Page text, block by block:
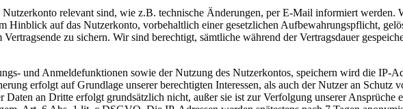
relevant sind, wie z.B. technische Änderungen, per E-Mail informiert werden.
Hinblick auf das Nutzerkonto, vorbehaltlich einer gesetzlichen Aufbewahrungspflicht,
zu sichern. Wir sind berechtigt, sämtliche während der Vertragsdauer
und Anmeldefunktionen sowie der Nutzung des Nutzerkontos, speichern wird die IP-
erfolgt auf Grundlage unserer berechtigten Interessen, als auch der Nutzer an Schutz
Daten an Dritte erfolgt grundsätzlich nicht, außer sie ist zur Verfolgung unserer Ansprüche